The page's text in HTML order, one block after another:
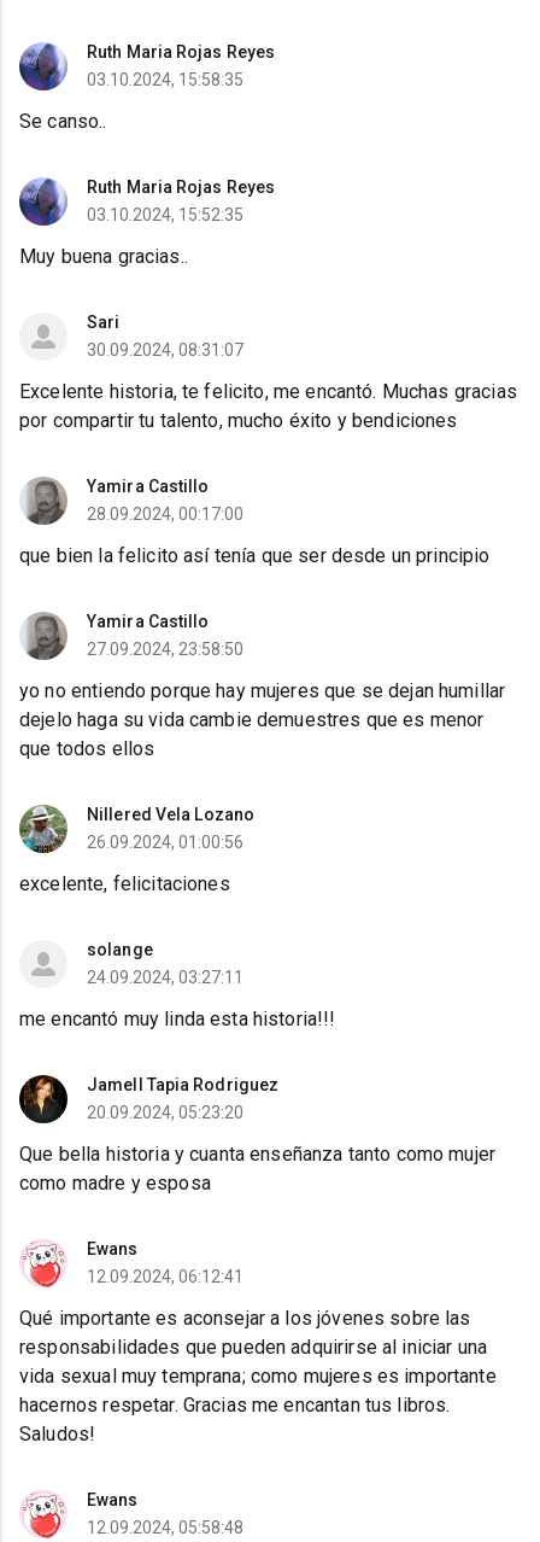
Ruth Maria Rojas Reyes
03.10.2024, 15:58:35
Se canso..
Ruth Maria Rojas Reyes
03.10.2024, 15:52:35
Muy buena gracias..
Sari
30.09.2024, 08:31:07
Excelente historia, te felicito, me encantó. Muchas gracias
por compartir tu talento, mucho éxito y bendiciones
Yamira Castillo
28.09.2024, 00:17:00
que bien la felicito así tenía que ser desde un principio
Yamira Castillo
27.09.2024, 23:58:50
yo no entiendo porque hay mujeres que se dejan humillar
dejelo haga su vida cambie demuestres que es menor
que todos ellos
Nillered Vela Lozano
26.09.2024, 01:00:56
excelente, felicitaciones
solange
24.09.2024, 03:27:11
me encantó muy linda esta historia!!!
Jamell Tapia Rodriguez
20.09.2024, 05:23:20
Que bella historia y cuanta enseñanza tanto como mujer
como madre y esposa
Ewans
12.09.2024, 06:12:41
Qué importante es aconsejar a los jóvenes sobre las
responsabilidades que pueden adquirirse al iniciar una
vida sexual muy temprana; como mujeres es importante
hacernos respetar. Gracias me encantan tus libros.
Saludos!
Ewans
12.09.2024, 05:58:48